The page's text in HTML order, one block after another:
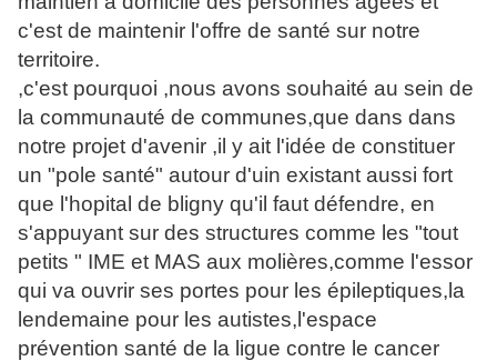
c'est de maintenir l'offre de santé sur notre
territoire.
,c'est pourquoi ,nous avons souhaité au sein de
la communauté de communes,que dans dans
notre projet d'avenir ,il y ait l'idée de constituer
un "pole santé" autour d'uin existant aussi fort
que l'hopital de bligny qu'il faut défendre, en
s'appuyant sur des structures comme les "tout
petits " IME et MAS aux molières,comme l'essor
qui va ouvrir ses portes pour les épileptiques,la
lendemaine pour les autistes,l'espace
prévention santé de la ligue contre le cancer